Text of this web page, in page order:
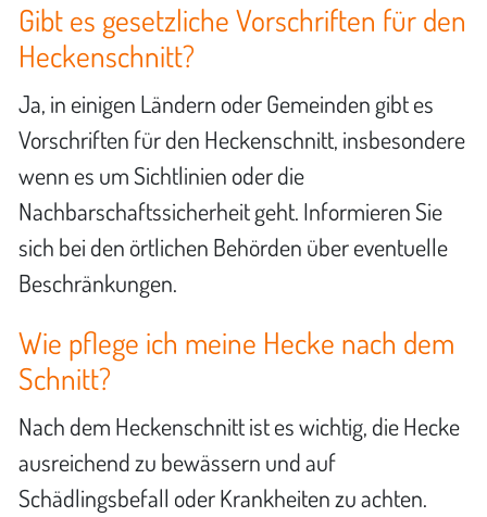
Gibt es gesetzliche Vorschriften für den
Heckenschnitt?
Ja, in einigen Ländern oder Gemeinden gibt es
Vorschriften für den Heckenschnitt, insbesondere
wenn es um Sichtlinien oder die
Nachbarschaftssicherheit geht. Informieren Sie
sich bei den örtlichen Behörden über eventuelle
Beschränkungen.
Wie pflege ich meine Hecke nach dem
Schnitt?
Nach dem Heckenschnitt ist es wichtig, die Hecke
ausreichend zu bewässern und auf
Schädlingsbefall oder Krankheiten zu achten.